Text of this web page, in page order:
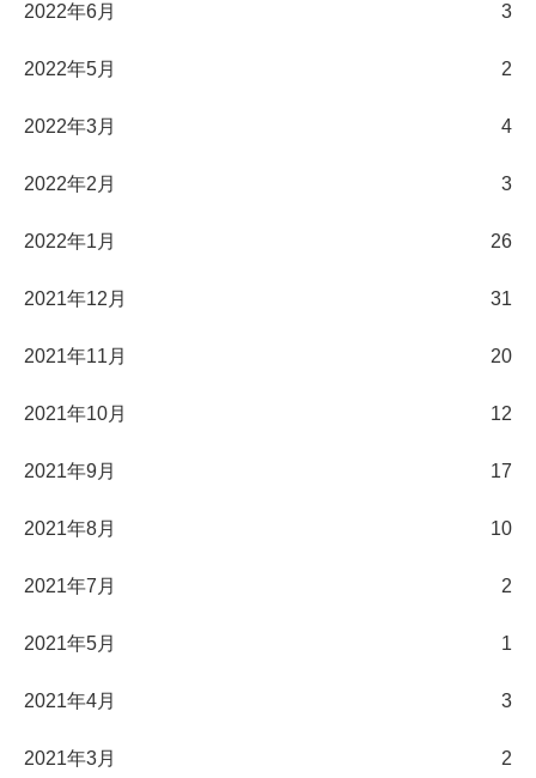
2022年6月 3
2022年5月 2
2022年3月 4
2022年2月 3
2022年1月 26
2021年12月 31
2021年11月 20
2021年10月 12
2021年9月 17
2021年8月 10
2021年7月 2
2021年5月 1
2021年4月 3
2021年3月 2